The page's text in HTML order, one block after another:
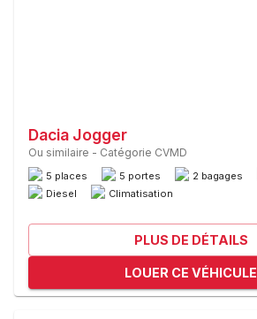
Dacia Jogger
Ou similaire - Catégorie CVMD
5 places 5 portes 2 bagages
Diesel
Climatisation
PLUS DE DÉTAILS
LOUER CE VÉHICULE